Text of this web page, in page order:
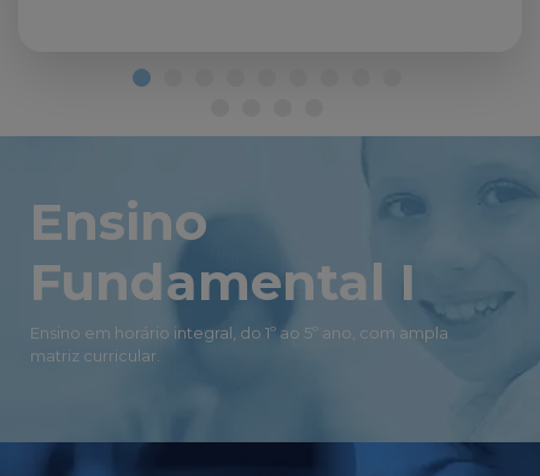
Ensino
Fundamental I
Ensino em horário integral, do 1º ao 5º ano, com ampla
matriz curricular.